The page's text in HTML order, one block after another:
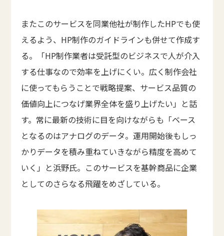
またこのサービスを同業他社が制作したHPでも使
えるよう、HP制作のガイドラインも併せて作成す
る。「HP制作業者は受託型のビジネスで人が介入
する仕事なので効率を上げにくい。広く制作会社
に使ってもらうことで戦略提案、サービス品質の
価値向上につなげ業界全体を盛り上げたい」と話
す。常に最新の技術に目を向けながらも「ベース
となるのはアナログのデータ。運用開始後もしっ
かりデータを積み重ねていきながら精度を高めて
いく」と浜野氏。このサービスを基幹商品に企業
としてのさらなる飛躍をめざしている。